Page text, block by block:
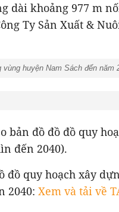
dài khoảng 977 m
Ty Sản Xuất &
huyện Nam Sách đến năm
bản đồ đồ đồ quy
đến 2040).
đồ quy hoạch xây
2040: Xem và tải về